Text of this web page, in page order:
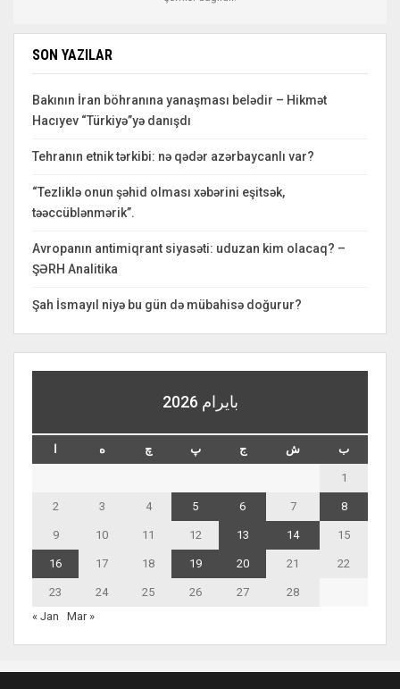
SON YAZILAR
Bakının İran böhranına yanaşması belədir – Hikmət
Hacıyev “Türkiyə”yə danışdı
Tehranın etnik tərkibi: nə qədər azərbaycanlı var?
“Tezliklə onun şəhid olması xəbərini eşitsək,
təəccüblənmərik”.
Avropanın antimiqrant siyasəti: uduzan kim olacaq? –
ŞƏRH Analitika
Şah İsmayıl niyə bu gün də mübahisə doğurur?
بايرام 2026
ه چ پ ج ش ب
1
2 3 4 5 6 7 8
9 10 11 12 13 14 15
16 17 18 19 20 21 22
23 24 25 26 27
28
« Jan
Mar »